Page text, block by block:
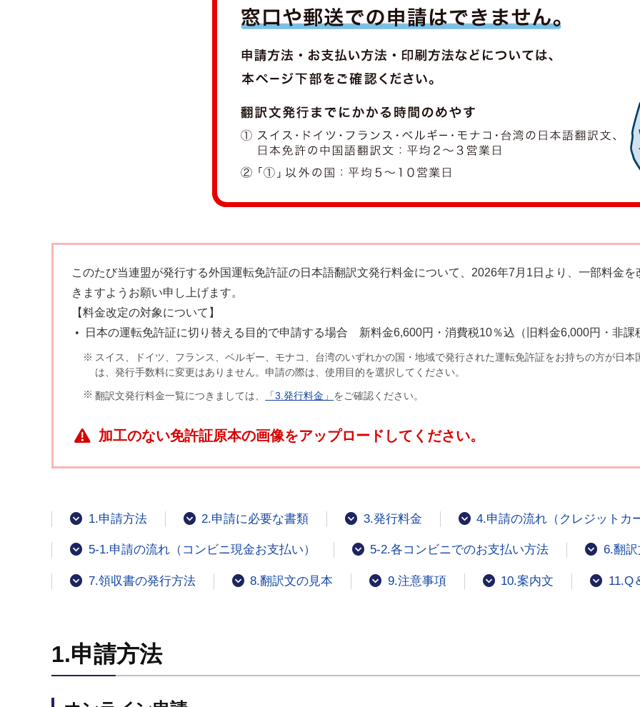
このたび当連盟が発行する外国運転免許証の日本語翻訳文発行料金について、2026年7月1日より、一部料金
きますようお願い申し上げます。
【料金改定の対象について】
日本の運転免許証に切り替える目的で申請する場合 新料金6,600円・消費税10％込（旧料金6,000円・非課
スイス、ドイツ、フランス、ベルギー、モナコ、台湾のいずれかの国・地域で発行された運転免許証をお持ちの方が日
は、発行手数料に変更はありません。申請の際は、使用目的を選択してください。
翻訳文発行料金一覧につきましては、 「3.発行料金」 をご確認ください。
加工のない免許証原本の画像をアップロードしてください。
1.申請方法 2.申請に必要な書類 3.発行料金 4.申請の流れ（クレジットカ
5-1.申請の流れ（コンビニ現金お支払い） 5-2.各コンビニでのお支払い方法 6.翻
7.領収書の発行方法 8.翻訳文の見本 9.注意事項 10.案内文 11.Q
1.申請方法